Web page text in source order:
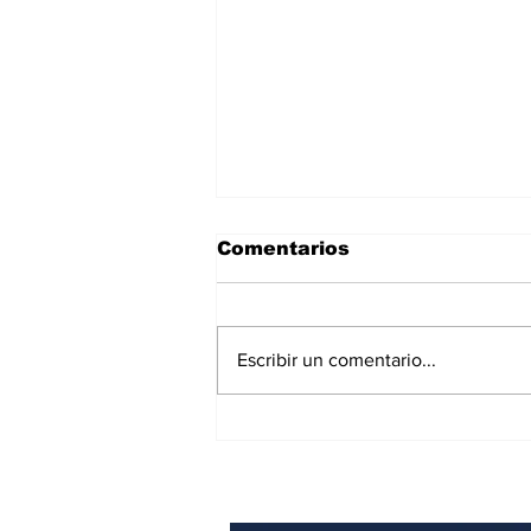
Comentarios
Escribir un comentario...